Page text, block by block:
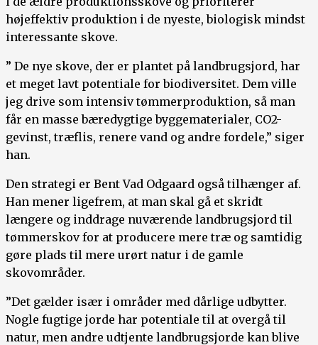
højeffektiv produktion i de nyeste, biologisk mindst
interessante skove.
” De nye skove, der er plantet på landbrugsjord, har
et meget lavt potentiale for biodiversitet. Dem ville
jeg drive som intensiv tømmerproduktion, så man
får en masse bæredygtige byggematerialer, CO2-
gevinst, træflis, renere vand og andre fordele,” siger
han.
Den strategi er Bent Vad Odgaard også tilhænger af.
Han mener ligefrem, at man skal gå et skridt
længere og inddrage nuværende landbrugsjord til
tømmerskov for at producere mere træ og samtidig
gøre plads til mere urørt natur i de gamle
skovområder.
”Det gælder især i områder med dårlige udbytter.
Nogle fugtige jorde har potentiale til at overgå til
natur, men andre udtjente landbrugsjorde kan blive